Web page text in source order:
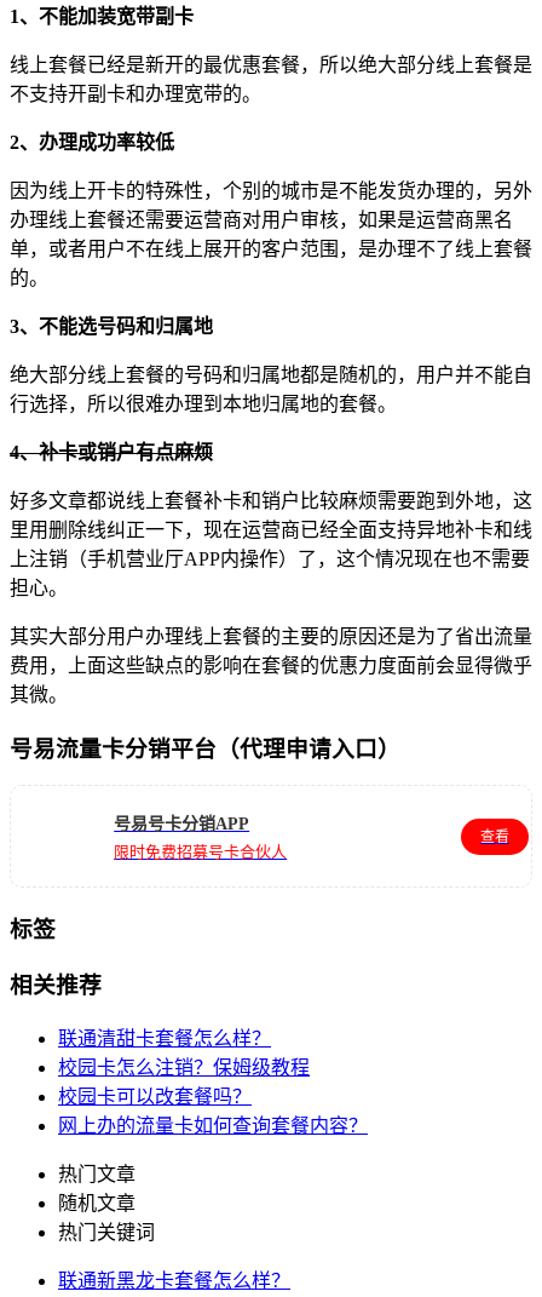
1、 不能加装宽带副卡
线上套餐已经是新开的最优惠套餐，所以绝大部分线上套餐是
不支持开副卡和办理宽带的。
2、办理成功率较低
因为线上开卡的特殊性， 个别的城市是不能发货办理的，另外
办理线上套餐还需要运营商对用户审核，如果是运营商黑名
单，或者用户不在线上展开的客户范围，是办理不了线上套餐
的。
3、 不能选号码和归属地
绝大部分线上套餐的号码和归属地都是随机的，用户并不能自
行选择，所以很难办理到本地归属地的套餐。
4、补卡或销户有点麻烦
好多文章都说线上套餐补卡和销户比较麻烦需要跑到外地，这
里用删除线纠正一下，现在运营商已经全面支持异地补卡和线
上注销（手机营业厅APP内操作）了，这个情况现在也不需要
担心。
其实大部分用户办理线上套餐的主要的原因还是为了省出流量
费用，上面这些缺点的影响在套餐的优惠力度面前会显得微乎
其微。
号易流量卡分销平台（代理申请入口）
号易号卡分销APP
限时免费招募号卡合伙人
查看
标签
相关推荐
联通清甜卡套餐怎么样？
校园卡怎么注销？保姆级教程
校园卡可以改套餐吗？
网上办的流量卡如何查询套餐内容？
热门文章
随机文章
热门关键词
联通新黑龙卡套餐怎么样？